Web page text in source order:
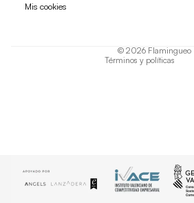
Mis cookies
© 2026 Flamingueo
Términos y políticas